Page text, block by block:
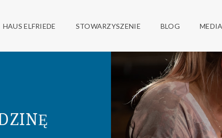
DO RENOWACJI W
HAUS ELFRIEDE STOWARZYSZENIE BLOG MEDIA